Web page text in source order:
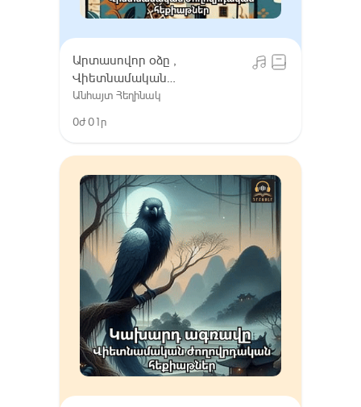
Արտասովոր оձը ,
Վիետնամական
ժողովրդական հեքիաթներ
Անհայտ Հեղինակ
0ժ 01ր